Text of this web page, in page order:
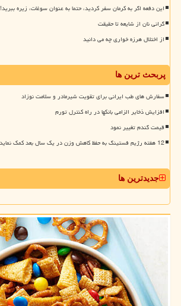
این دفعه اگر به کرمان سفر کردید، حتما به عنوان سوغات، زیره ببرید!
گرانی نان از شایعه تا حقیقت
از اختلال هرزه خواری چه می دانید
پربحث ترین ها
سفارش های طب ایرانی برای تقویت شیرمادر و سلامت نوزاد
افزایش ذخایر الزامی بانکها در راه کنترل تورم
قیمت گندم تغییر نمود
12 هفته رژیم فستینگ به حفظ کاهش وزن در یک سال بعد کمک نماید
جدیدترین ها